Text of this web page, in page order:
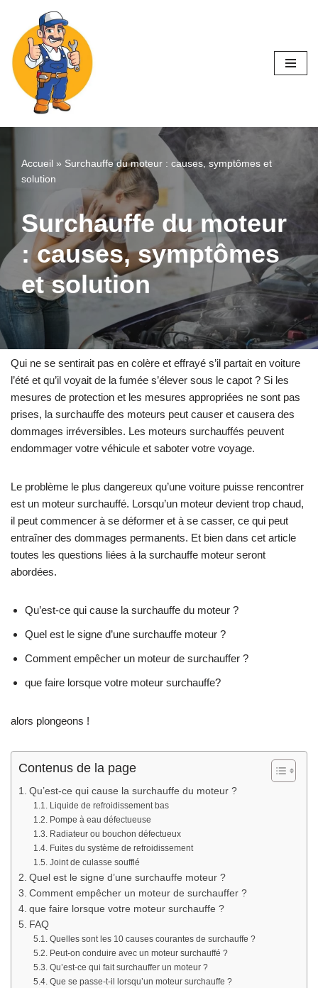
Aller
au
contenu
Accueil » Surchauffe du moteur : causes, symptômes et
solution
Surchauffe du moteur
: causes, symptômes
et solution
Qui ne se sentirait pas en colère et effrayé s’il partait en voiture
l’été et qu’il voyait de la fumée s’élever sous le capot ? Si les
mesures de protection et les mesures appropriées ne sont pas
prises, la surchauffe des moteurs peut causer et causera des
dommages irréversibles. Les moteurs surchauffés peuvent
endommager votre véhicule et saboter votre voyage.
Le problème le plus dangereux qu’une voiture puisse rencontrer
est un moteur surchauffé. Lorsqu’un moteur devient trop chaud,
il peut commencer à se déformer et à se casser, ce qui peut
entraîner des dommages permanents. Et bien dans cet article
toutes les questions liées à la surchauffe moteur seront
abordées.
Qu’est-ce qui cause la surchauffe du moteur ?
Quel est le signe d’une surchauffe moteur ?
Comment empêcher un moteur de surchauffer ?
que faire lorsque votre moteur surchauffe?
alors plongeons !
Contenus de la page
Qu’est-ce qui cause la surchauffe du moteur ?
Liquide de refroidissement bas
Pompe à eau défectueuse
Radiateur ou bouchon défectueux
Fuites du système de refroidissement
Joint de culasse soufflé
Quel est le signe d’une surchauffe moteur ?
Comment empêcher un moteur de surchauffer ?
que faire lorsque votre moteur surchauffe ?
FAQ
Quelles sont les 10 causes courantes de surchauffe ?
Peut-on conduire avec un moteur surchauffé ?
Qu’est-ce qui fait surchauffer un moteur ?
Que se passe-t-il lorsqu’un moteur surchauffe ?